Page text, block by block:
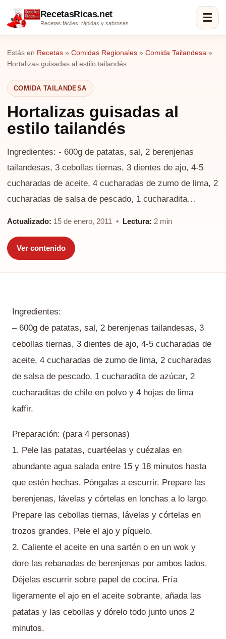
RecetasRicas.net
Recetas fáciles, rápidas y sabrosas ☰
Estás en Recetas » Comidas Regionales » Comida Tailandesa »
Hortalizas guisadas al estilo tailandés
COMIDA TAILANDESA
Hortalizas guisadas al
estilo tailandés
Ingredientes: - 600g de patatas, sal, 2 berenjenas
tailandesas, 3 cebollas tiernas, 3 dientes de ajo, 4-5
cucharadas de aceite, 4 cucharadas de zumo de lima, 2
cucharadas de salsa de pescado, 1 cucharadita…
Actualizado: 15 de enero, 2011 • Lectura: 2 min
Ver contenido
Ingredientes:
– 600g de patatas, sal, 2 berenjenas tailandesas, 3
cebollas tiernas, 3 dientes de ajo, 4-5 cucharadas de
aceite, 4 cucharadas de zumo de lima, 2 cucharadas
de salsa de pescado, 1 cucharadita de azúcar, 2
cucharaditas de chile en polvo y 4 hojas de lima
kaffir.
Preparación: (para 4 personas)
1. Pele las patatas, cuartéelas y cuézalas en
abundante agua salada entre 15 y 18 minutos hasta
que estén hechas. Póngalas a escurrir. Prepare las
berenjenas, lávelas y córtelas en lonchas a lo largo.
Prepare las cebollas tiernas, lávelas y córtelas en
trozos grandes. Pele el ajo y píquelo.
2. Caliente el aceite en una sartén o en un wok y
dore las rebanadas de berenjenas por ambos lados.
Déjelas escurrir sobre papel de cocina. Fría
ligeramente el ajo en el aceite sobrante, añada las
patatas y las cebollas y dórelo todo junto unos 2
minutos.